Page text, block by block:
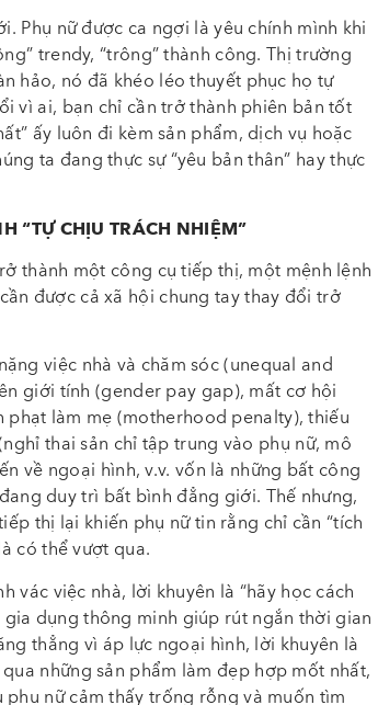
Phụ nữ được ca ngợi là yêu chính mình khi
trendy, “trông” thành công. Thị trường
hảo, nó đã khéo léo thuyết phục họ tự
vì ai, bạn chỉ cần trở thành phiên bản tốt
ấy luôn đi kèm sản phẩm, dịch vụ hoặc
ta đang thực sự “yêu bản thân” hay thực
“TỰ CHỊU TRÁCH NHIỆM”
thành một công cụ tiếp thị, một mệnh lệnh
được cả xã hội chung tay thay đổi trở
việc nhà và chăm sóc (unequal and
giới tính (gender pay gap), mất cơ hội
làm mẹ (motherhood penalty), thiếu
thai sản chỉ tập trung vào phụ nữ, mô
về ngoại hình, v.v. vốn là những bất công
duy trì bất bình đẳng giới. Thế nhưng,
thị lại khiến phụ nữ tin rằng chỉ cần “tích
có thể vượt qua.
vác việc nhà, lời khuyên là “hãy học cách
dụng thông minh giúp rút ngắn thời gian
thẳng vì áp lực ngoại hình, lời khuyên là
những sản phẩm làm đẹp hợp mốt nhất,
nữ cảm thấy trống rỗng và muốn tìm